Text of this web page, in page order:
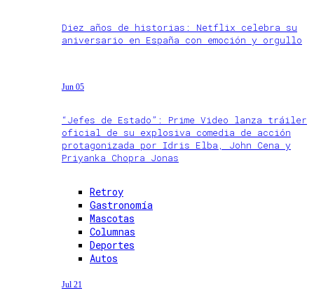
Diez años de historias: Netflix celebra su
aniversario en España con emoción y orgullo
Jun 05
“Jefes de Estado”: Prime Video lanza tráiler
oficial de su explosiva comedia de acción
protagonizada por Idris Elba, John Cena y
Priyanka Chopra Jonas
Retroy
Gastronomía
Mascotas
Columnas
Deportes
Autos
Jul 21